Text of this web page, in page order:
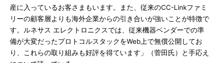
産に入っているお客さまもいます。また、従来のCC-Linkファミ
リーの顧客層よりも海外企業からの引き合いが強いことが特徴で
す。ルネサス エレクトロニクスでは、従来機器ベンダーでの準
備が大変だったプロトコルスタックをWeb上で無償公開してお
り、これらの取り組みも好評を得ています」（菅田氏）と手応え